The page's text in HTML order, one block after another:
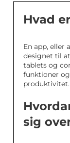
Hvad
En app, eller
designet til
tablets og
funktioner
produktivitet.
sig